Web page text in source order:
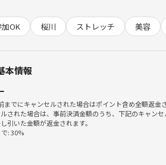
、みんなが初参加！緊張せずご参加いただ
性なので安心感◎
くスタートするための「自分磨き＆リフレ
ここだけの生活アドバイスがもらえる
チベUPや、同世代仲間とのつながりができ
始められる
OK 桜川 ストレッチ 美容
本情報
までにキャンセルされた場合はポイント含め全額返金さ
された場合は、事前決済金額のうち、下記のキャン
引いた金額が返金されます。
: 30%